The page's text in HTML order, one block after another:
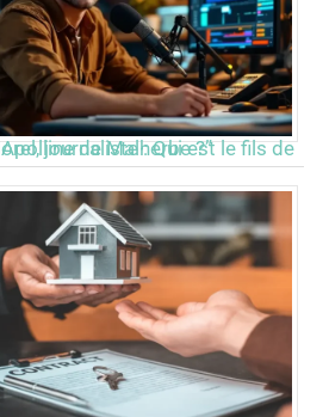
“Alexis Morel, journaliste : Qui est le fils de Apolline de Malherbe ?”